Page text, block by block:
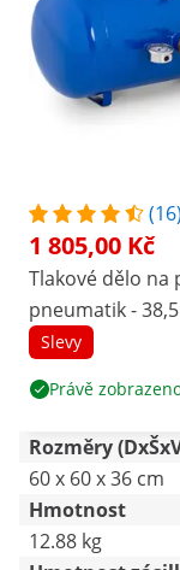
(16)
1 805,00 Kč
Tlakové dělo na
pneumatik - 38,5
barů
Slevy
Právě
Rozměry
60 x 60 x 36 cm
Hmotnost
12.88 kg